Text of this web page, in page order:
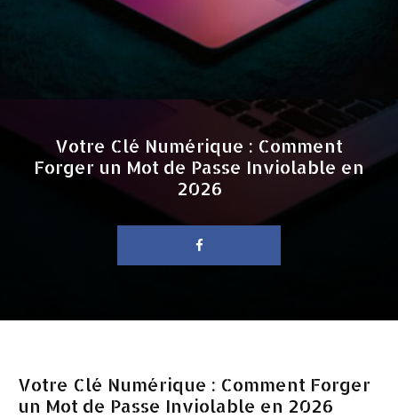
Votre Clé Numérique : Comment
Forger un Mot de Passe Inviolable en
2026
Votre Clé Numérique : Comment Forger
un Mot de Passe Inviolable en 2026